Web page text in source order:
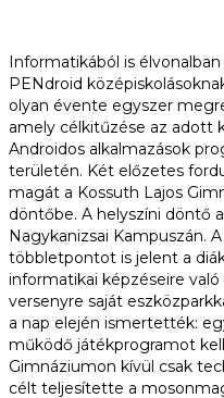
Informatikából is
PENdroid
olyan évente egyszer
amely célkitűzése az adott
Androidos alkalmazások
területén. Két előzetes
magát a Kossuth Lajos
döntőbe. A helyszíni döntő
Nagykanizsai Kampuszán.
többletpontot is jelent a
informatikai képzéseire
versenyre saját
a nap elején ismertették:
működő játékprogramot
Gimnáziumon kívül csak
célt teljesítette a